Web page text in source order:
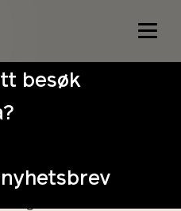
besøk
på, og mange
vi skaffe mat i en framtid
svaralternativet dere